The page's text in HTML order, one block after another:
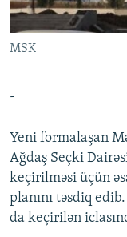
KARIKATURA
İSLAM VƏ
İZ - MƏDƏNIYYƏT
PEŞƏ ETIKASI VƏ
MATERIALLARIMIZDAN
XƏBƏR
BIZI IZLƏ
MSK
-
Yeni formalaşan
Ağdaş Seçki
keçirilməsi üçün
planını təsdiq
da keçirilən